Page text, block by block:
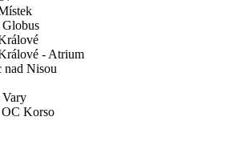
- Atrium
nad Nisou
Korso